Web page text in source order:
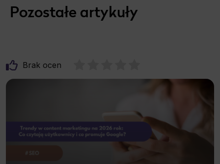
Pozostałe artykuły
Brak ocen